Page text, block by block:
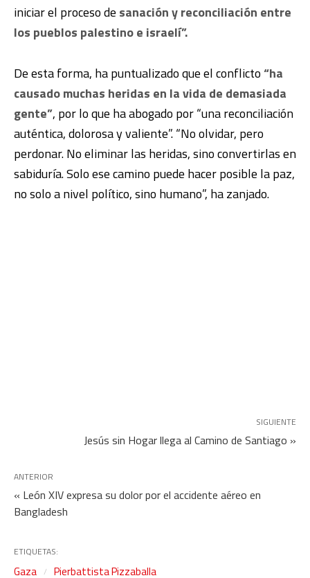
iniciar el proceso de sanación y reconciliación entre
los pueblos palestino e israelí”.
De esta forma, ha puntualizado que el conflicto“ha
causado muchas heridas en la vida de demasiada
gente”, por lo que ha abogado por “una reconciliación
auténtica, dolorosa y valiente”. “No olvidar, pero
perdonar. No eliminar las heridas, sino convertirlas en
sabiduría. Solo ese camino puede hacer posible la paz,
no solo a nivel político, sino humano”, ha zanjado.
SIGUIENTE
Jesús sin Hogar llega al Camino de Santiago »
ANTERIOR
« León XIV expresa su dolor por el accidente aéreo en
Bangladesh
ETIQUETAS:
Gaza Pierbattista Pizzaballa